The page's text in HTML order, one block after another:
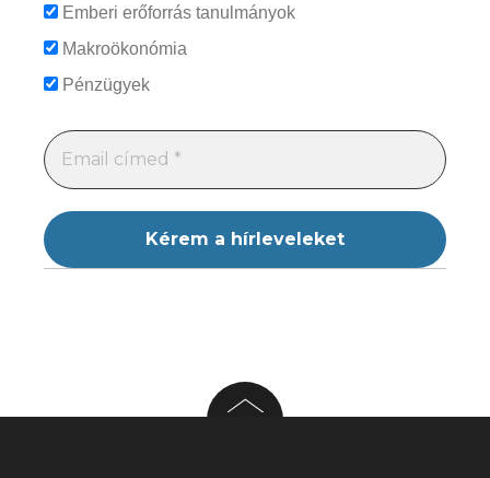
Emberi erőforrás tanulmányok
Makroökonómia
Pénzügyek